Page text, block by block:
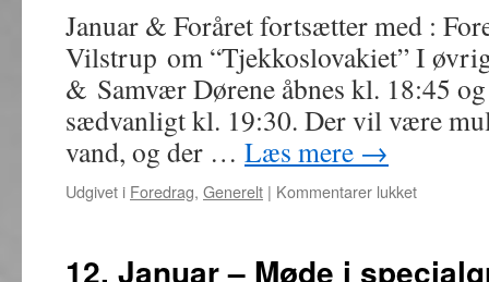
Færøerne
Januar & Foråret fortsætter med :
Vilstrup om “Tjekkoslovakiet” I
& Samvær Dørene åbnes kl. 18:45
sædvanligt kl. 19:30. Der vil være
vand, og der … Læs mere →
Udgivet i Foredrag, Generelt | Kommentarer lukkettil
Foredrag
12. Januar – Møde i